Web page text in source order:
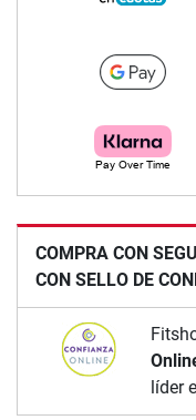
COMPRA CON
CON SELLO DE
líder